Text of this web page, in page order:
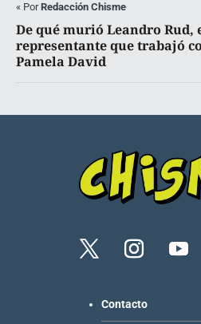
« PorRedacción Chisme
De qué murió Leandro Rud,
representante que trabajó
Pamela David
Contacto